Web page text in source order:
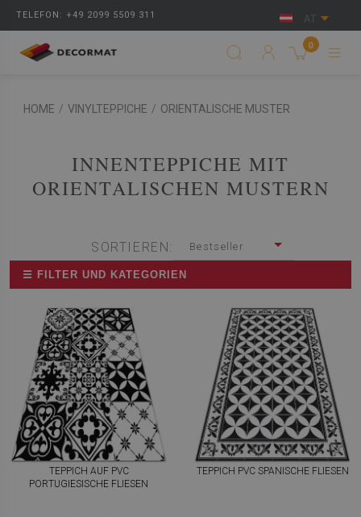
TELEFON: +49 2099 5509 311 AT
0
HOME / VINYLTEPPICHE / ORIENTALISCHE MUSTER
INNENTEPPICHE MIT
ORIENTALISCHEN MUSTERN
SORTIEREN: Bestseller
☰ FILTER UND KATEGORIEN
TEPPICH AUF PVC
PORTUGIESISCHE FLIESEN
TEPPICH PVC SPANISCHE FLIESEN